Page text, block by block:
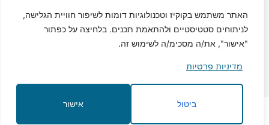
האתר משתמש בקוקיז וטכנולוגיות דומות לשיפור חוויית הגלישה,
לניתוחים סטטיסטיים ולהתאמת תכנים. בלחיצה על כפתור
"אישור", את/ה מסכימ/ה לשימוש זה.
מדיניות פרטיות
ביטול אישור
© כל הזכויות שמורות למיכל גרי
MuchMore.co.il